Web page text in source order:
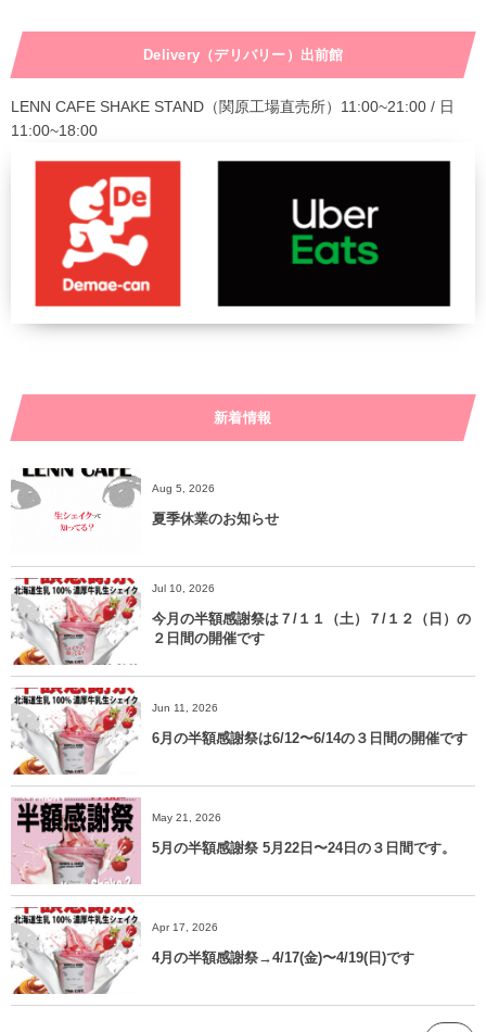
Delivery（デリバリー）出前館
LENN CAFE SHAKE STAND（関原工場直売所）11:00~21:00 / 日
11:00~18:00
新着情報
Aug 5, 2026
夏季休業のお知らせ
Jul 10, 2026
今月の半額感謝祭は７/１１（土）７/１２（日）の
２日間の開催です
Jun 11, 2026
6月の半額感謝祭は6/12〜6/14の３日間の開催です
May 21, 2026
5月の半額感謝祭 5月22日〜24日の３日間です。
Apr 17, 2026
4月の半額感謝祭→4/17(金)〜4/19(日)です